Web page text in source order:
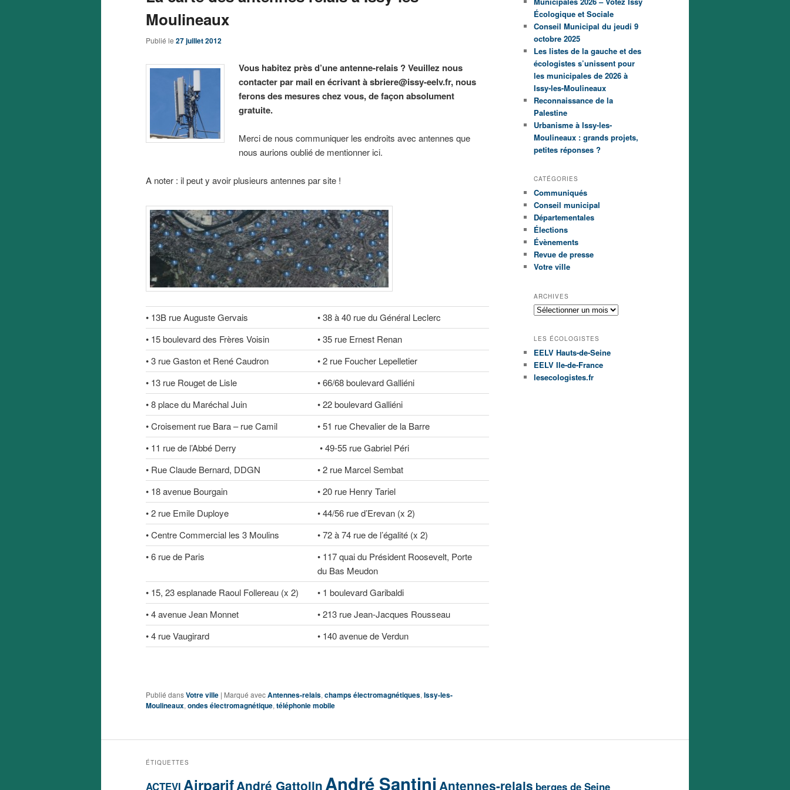
Moulineaux
Publié le 27 juillet 2012
Vous habitez près d’une antenne-relais ? Veuillez nous
contacter par mail en écrivant à sbriere@issy-eelv.fr, nous
ferons des mesures chez vous, de façon absolument
gratuite.
Merci de nous communiquer les endroits avec antennes que
nous aurions oublié de mentionner ici.
A noter : il peut y avoir plusieurs antennes par site !
• 13B rue Auguste Gervais
• 38 à 40 rue du Général Leclerc
• 15 boulevard des Frères Voisin
• 35 rue Ernest Renan
• 3 rue Gaston et René Caudron
• 2 rue Foucher Lepelletier
• 13 rue Rouget de Lisle
• 66/68 boulevard Galliéni
• 8 place du Maréchal Juin
• 22 boulevard Galliéni
• Croisement rue Bara – rue Camil
• 51 rue Chevalier de la Barre
• 11 rue de l’Abbé Derry
• 49-55 rue Gabriel Péri
• Rue Claude Bernard, DDGN
• 2 rue Marcel Sembat
• 18 avenue Bourgain
• 20 rue Henry Tariel
• 2 rue Emile Duploye
• 44/56 rue d’Erevan (x 2)
• Centre Commercial les 3 Moulins
• 72 à 74 rue de l’égalité (x 2)
• 6 rue de Paris
• 117 quai du Président Roosevelt, Porte
du Bas Meudon
• 15, 23 esplanade Raoul Follereau (x 2)
• 1 boulevard Garibaldi
• 4 avenue Jean Monnet
• 213 rue Jean-Jacques Rousseau
• 4 rue Vaugirard
• 140 avenue de Verdun
Publié dansVotre ville | Marqué avecAntennes-relais,champs électromagnétiques,Issy-les-
Moulineaux,ondes électromagnétique,téléphonie mobile
r
c
h
e
Écologique et Sociale
Conseil Municipal du jeudi 9
octobre 2025
Les listes de la gauche et des
écologistes s’unissent pour
les municipales de 2026 à
Issy-les-Moulineaux
Reconnaissance de la
Palestine
Urbanisme à Issy-les-
Moulineaux : grands projets,
petites réponses ?
CATÉGORIES
Communiqués
Conseil municipal
Départementales
Élections
Évènements
Revue de presse
Votre ville
ARCHIVES
A
h
i
v
e
LES ÉCOLOGISTES
EELV Hauts-de-Seine
EELV Ile-de-France
lesecologistes.fr
ÉTIQUETTES
ACTEVI AirparifAndré Gattolin André Santini Antennes-relais berges de Seine